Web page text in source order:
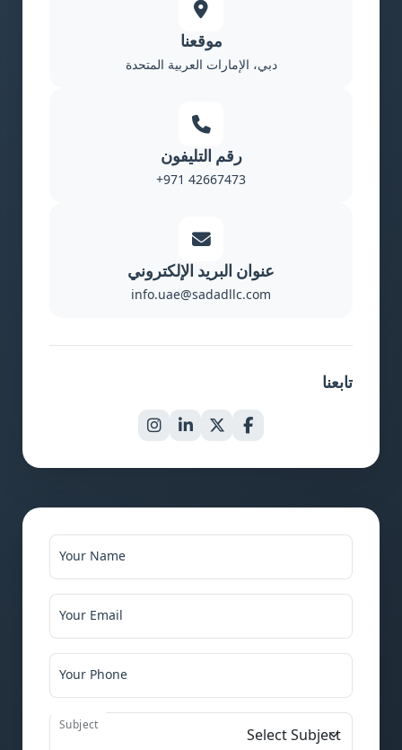
موقعنا
دبي، الإمارات العربية المتحدة
رقم التليفون
+971 42667473
عنوان البريد الإلكتروني
info.uae@sadadllc.com
تابعنا
Your Name
Your Email
Your Phone
Subject